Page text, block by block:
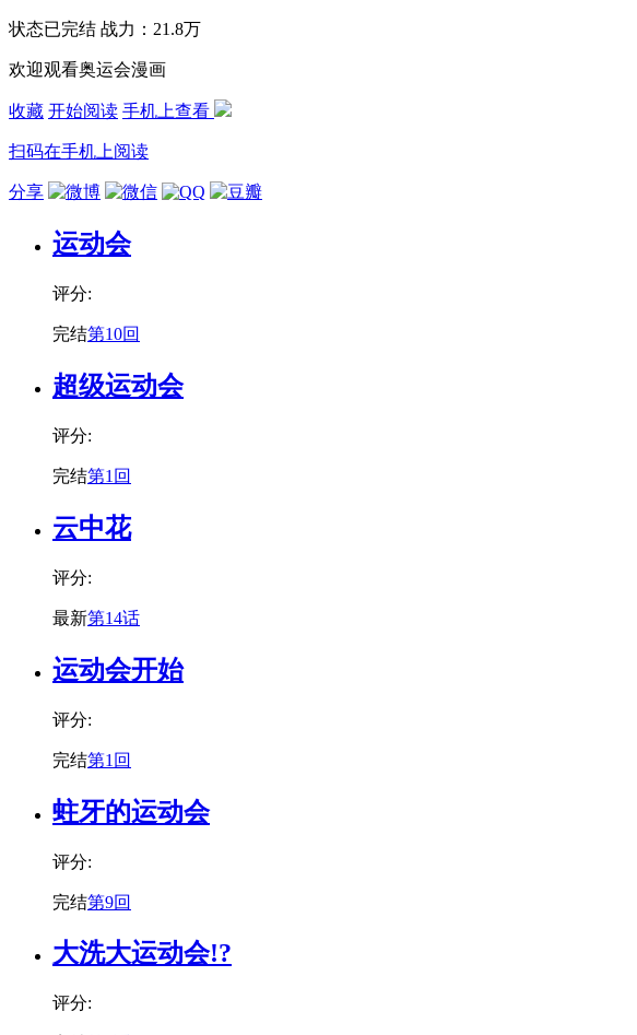
状态已完结 战力：21.8万
欢迎观看奥运会漫画
收藏 开始阅读 手机上查看
扫码在手机上阅读
分享
运动会
评分:
完结第10回
超级运动会
评分:
完结第1回
云中花
评分:
最新第14话
运动会开始
评分:
完结第1回
蛀牙的运动会
评分:
完结第9回
大洗大运动会!?
评分: